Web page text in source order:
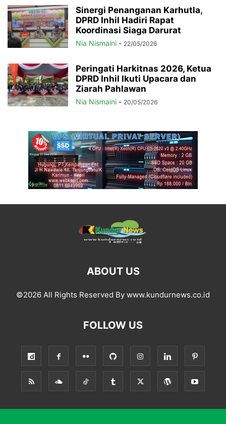
Sinergi Penanganan Karhutla,
DPRD Inhil Hadiri Rapat
Koordinasi Siaga Darurat
Nia Nismaini - 22/05/2026
Peringati Harkitnas 2026, Ketua
DPRD Inhil Ikuti Upacara dan
Ziarah Pahlawan
Nia Nismaini - 20/05/2026
ABOUT US
©2026 All Rights Reserved By www.kundurnews.co.id
FOLLOW US